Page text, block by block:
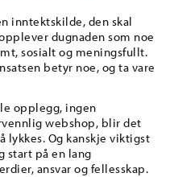
inntektskilde, den skal
dugnaden som noe
sosialt og meningsfullt.
betyr noe, og ta vare
opplegg, ingen
webshop, blir det
lykkes. Og kanskje viktigst
start på en lang
ansvar og fellesskap.